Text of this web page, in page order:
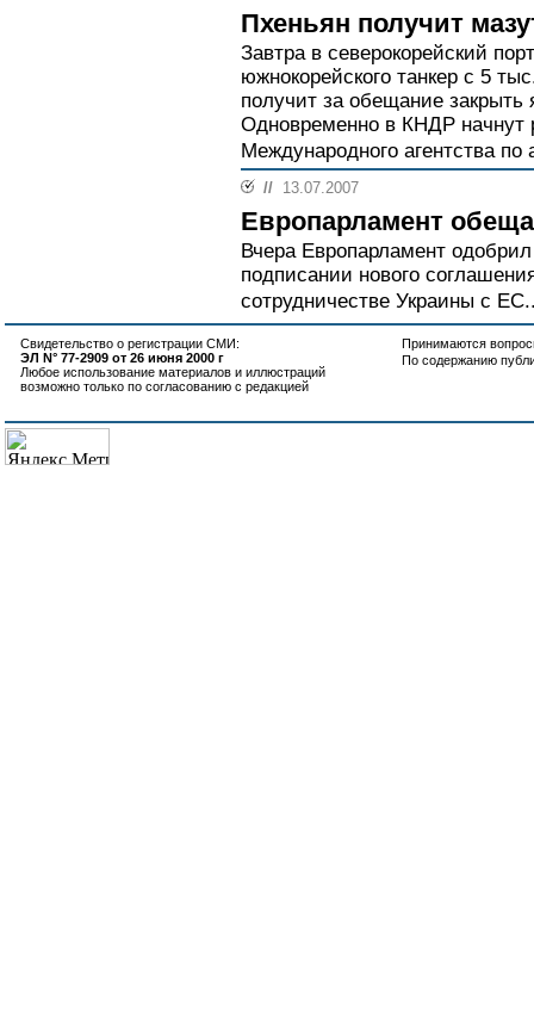
Пхеньян получит
Завтра в северокорейский
южнокорейского танкер с 5
получит за обещание
Одновременно в КНДР начнут
Международного агентства
// 13.07.2007
Европарламент
Вчера Европарламент
подписании нового
сотрудничестве Украины с
Свидетельство о регистрации СМИ:
ЭЛ N° 77-2909 от 26 июня 2000 г
Любое использование материалов и иллюстраций
возможно только по согласованию с редакцией
Принимаются
По содержанию